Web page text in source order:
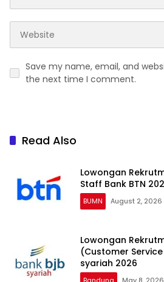
Save my name, email, and
the next time I comment.
Read Also
Lowongan
Staff Bank BTN
BUMN August 2, 2026
Lowongan
(Customer
syariah 2026
Bandung May 8, 2026